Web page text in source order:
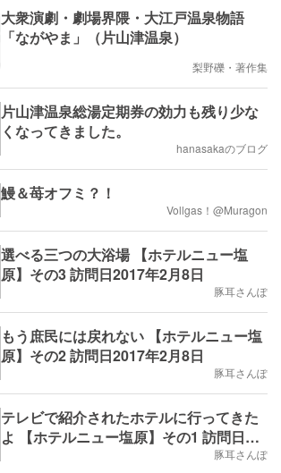
大衆演劇・劇場界隈・大江戸温泉物語
「ながやま」（片山津温泉）
梨野礫・著作集
片山津温泉総湯定期券の効力も残り少な
くなってきました。
hanasakaのブログ
鰻＆苺オフミ？！
Vollgas！@Muragon
選べる三つの大浴場 【ホテルニュー塩
原】その3 訪問日2017年2月8日
豚耳さんぽ
もう庶民には戻れない 【ホテルニュー塩
原】その2 訪問日2017年2月8日
豚耳さんぽ
テレビで紹介されたホテルに行ってきた
よ 【ホテルニュー塩原】その1 訪問日
豚耳さんぽ